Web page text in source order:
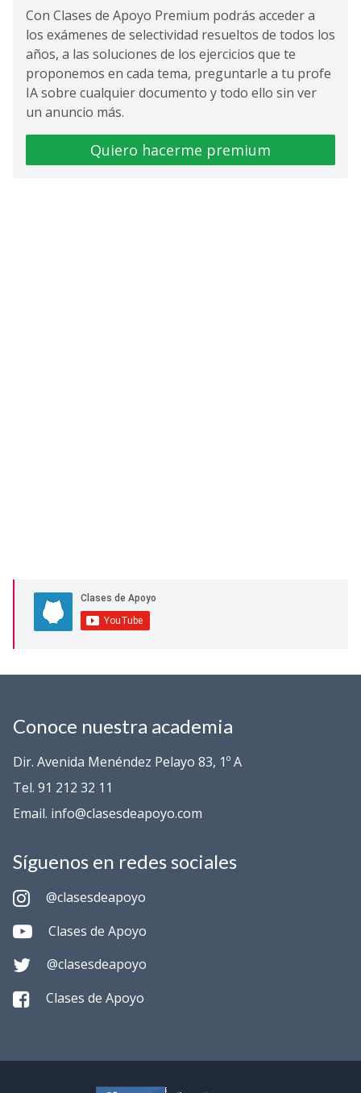
Con Clases de Apoyo Premium podrás acceder a
los exámenes de selectividad resueltos de todos los
años, a las soluciones de los ejercicios que te
proponemos en cada tema, preguntarle a tu profe
IA sobre cualquier documento y todo ello sin ver
un anuncio más.
Quiero hacerme premium
Conoce nuestra academia
Dir. Avenida Menéndez Pelayo 83, 1º A
Tel. 91 212 32 11
Email. info@clasesdeapoyo.com
Síguenos en redes sociales
@clasesdeapoyo
Clases de Apoyo
@clasesdeapoyo
Clases de Apoyo